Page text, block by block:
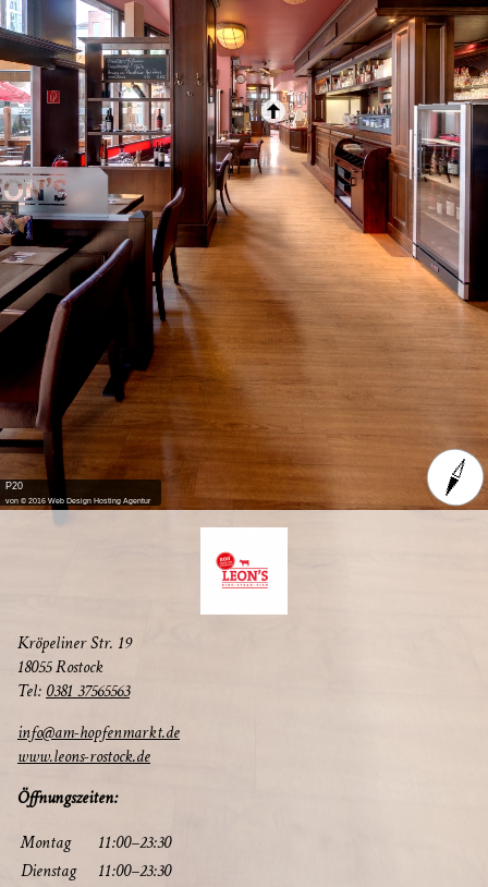
Krö­pe­li­ner Str. 19
18055 Rostock
Tel:0381 37565563
info@am-hopfenmarkt.de
www.leons-rostock.de
Öff­nungs­zei­ten:
Mon­tag
11:00–23:30
Diens­tag
11:00–23:30
P20
von © 2016 Web Design Hosting Agentur